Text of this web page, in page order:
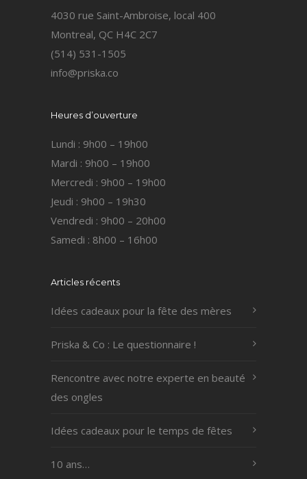
4030 rue Saint-Ambroise, local 400
Montreal, QC H4C 2C7
(514) 531-1505
info@priska.co
Heures d’ouverture
Lundi : 9h00 – 19h00
Mardi : 9h00 – 19h00
Mercredi : 9h00 – 19h00
Jeudi : 9h00 – 19h30
Vendredi : 9h00 – 20h00
Samedi : 8h00 – 16h00
Articles récents
Idées cadeaux pour la fête des mères
Priska & Co : Le questionnaire !
Rencontre avec notre experte en beauté
des ongles
Idées cadeaux pour le temps de fêtes
10 ans…